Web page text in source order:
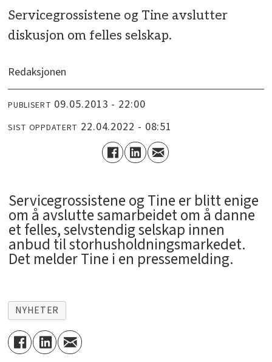
Servicegrossistene og Tine avslutter
diskusjon om felles selskap.
Redaksjonen
PUBLISERT 09.05.2013 - 22:00
SIST OPPDATERT 22.04.2022 - 08:51
Servicegrossistene og Tine er blitt enige
om å avslutte samarbeidet om å danne
et felles, selvstendig selskap innen
anbud til storhusholdningsmarkedet.
Det melder Tine i en pressemelding.
NYHETER